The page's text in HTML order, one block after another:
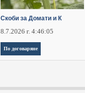
Скоби за Домати и К
8.7.2026 г. 4:46:05
По договаряне